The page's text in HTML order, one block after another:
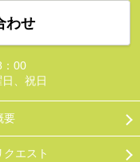
わせ
00
、祝日
要
クエスト